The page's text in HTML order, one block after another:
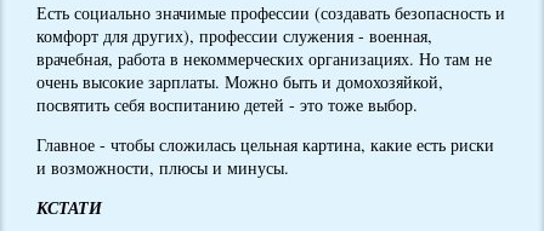
Есть социально значимые профессии (создавать безопасность и
комфорт для других), профессии служения - военная,
врачебная, работа в некоммерческих организациях. Но там не
очень высокие зарплаты. Можно быть и домохозяйкой,
посвятить себя воспитанию детей - это тоже выбор.
Главное - чтобы сложилась цельная картина, какие есть риски
и возможности, плюсы и минусы.
КСТАТИ